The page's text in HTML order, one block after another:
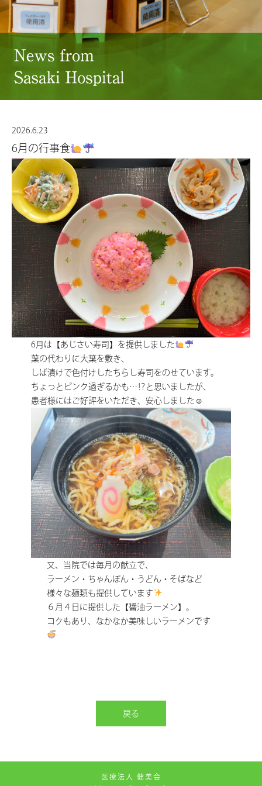
2026.6.23
6月の行事食
6月は【あじさい寿司】を提供しました
葉の代わりに大葉を敷き、
しば漬けで色付けしたちらし寿司をのせています。
ちょっとピンク過ぎるかも…⁉と思いましたが、
患者様にはご好評をいただき、安心しました☺
又、当院では毎月の献立で、
ラーメン・ちゃんぽん・うどん・そばなど
様々な麺類も提供しています
６月４日に提供した【醤油ラーメン】。
コクもあり、なかなか美味しいラーメンです
戻る
医療法人 健美会